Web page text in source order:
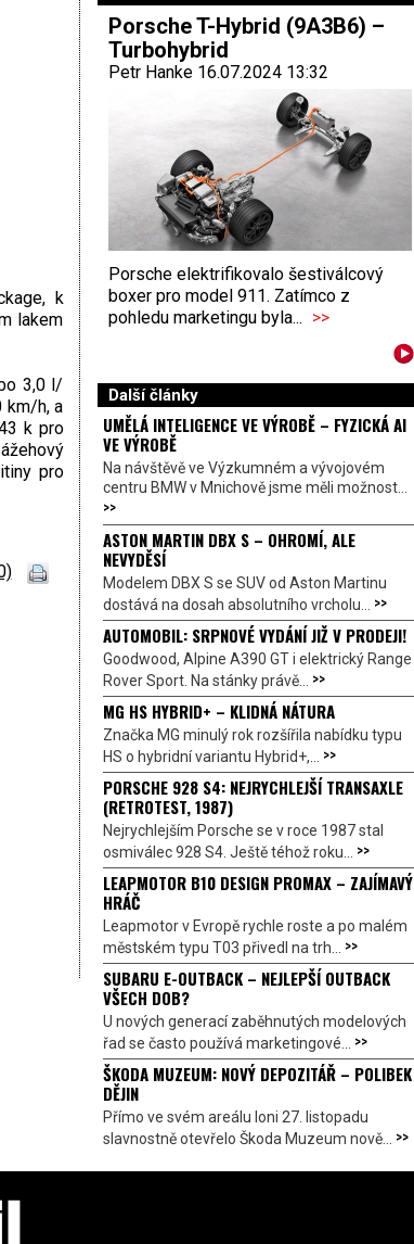
k
lakem
3,0 l/
km/h, a
k pro
pro
Porsche T-Hybrid (9A3B6) –
Turbohybrid
Petr Hanke 16.07.2024 13:32
Porsche elektrifikovalo šestiválcový
boxer pro model 911. Zatímco z
pohledu marketingu byla... >>
Další články
UMĚLÁ INTELIGENCE VE VÝROBĚ – FYZICKÁ AI
VE VÝROBĚ
Na návštěvě ve Výzkumném a vývojovém
centru BMW v Mnichově jsme měli možnost...
>>
ASTON MARTIN DBX S – OHROMÍ, ALE
NEVYDĚSÍ
Modelem DBX S se SUV od Aston Martinu
dostává na dosah absolutního vrcholu... >>
AUTOMOBIL: SRPNOVÉ VYDÁNÍ JIŽ V PRODEJI!
Goodwood, Alpine A390 GT i elektrický Range
Rover Sport. Na stánky právě... >>
MG HS HYBRID+ – KLIDNÁ NÁTURA
Značka MG minulý rok rozšířila nabídku typu
HS o hybridní variantu Hybrid+,... >>
PORSCHE 928 S4: NEJRYCHLEJŠÍ TRANSAXLE
(RETROTEST, 1987)
Nejrychlejším Porsche se v roce 1987 stal
osmiválec 928 S4. Ještě téhož roku... >>
LEAPMOTOR B10 DESIGN PROMAX – ZAJÍMAVÝ
HRÁČ
Leapmotor v Evropě rychle roste a po malém
městském typu T03 přivedl na trh... >>
SUBARU E-OUTBACK – NEJLEPŠÍ OUTBACK
VŠECH DOB?
U nových generací zaběhnutých modelových
řad se často používá marketingové... >>
ŠKODA MUZEUM: NOVÝ DEPOZITÁŘ – POLIBEK
DĚJIN
Přímo ve svém areálu loni 27. listopadu
slavnostně otevřelo Škoda Muzeum nově... >>